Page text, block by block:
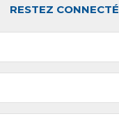
RESTEZ CONNECTÉ